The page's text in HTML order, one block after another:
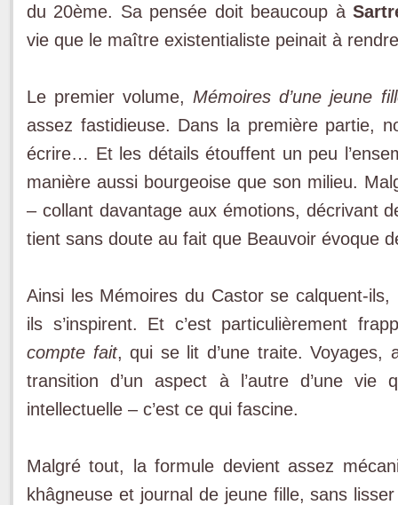
du 20ème. Sa pensée doit beaucoup à
vie que le maître existentialiste peinait à
Le premier volume, Mémoires d’une jeune
assez fastidieuse. Dans la première partie,
écrire… Et les détails étouffent un peu
manière aussi bourgeoise que son milieu.
– collant davantage aux émotions, décrivant
tient sans doute au fait que Beauvoir évoque
Ainsi les Mémoires du Castor se calquent-
ils s’inspirent. Et c’est particulièrement
compte fait, qui se lit d’une traite. Voyages,
transition d’un aspect à l’autre d’une
intellectuelle – c’est ce qui fascine.
Malgré tout, la formule devient assez
khâgneuse et journal de jeune fille, sans